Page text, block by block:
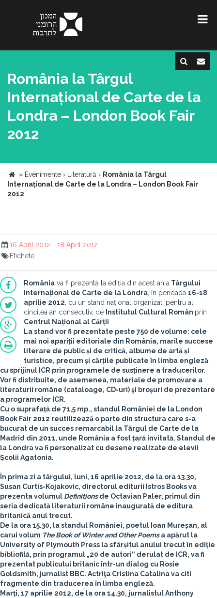
România la Târgul
Internațional de Carte de la
Londra – London Book Fair
2012
» Evenimente › Literatură › România la Târgul
Internațional de Carte de la Londra – London Book Fair
2012
16 April 2012 - 18 April 2012
Etichete
România va fi prezentă la ediția din acest an a Târgului
Internațional de Carte de la Londra , în perioada 16-18
aprilie 2012 , cu un stand național organizat, pentru al
cincilea an consecutiv, de Institutul Cultural Român prin
Centrul Național al Cărții
La stand vor fi prezentate peste 750 de volume: cele
mai noi apariții editoriale din România, marile succese
literare de public și de critică, albume de artă și
turistice, precum și cărțile publicate în limba engleză
cu sprijinul ICR prin programele de susținere a traducerilor.
Vor fi distribuite, de asemenea, materiale de promovare a
literaturii române (cataloage, CD-uri) şi broşuri de prezentare
a programelor ICR.
Cu o suprafață de 71,5 mp., standul României de la London
Book Fair 2012 reutilizează o parte din structura care s-a
bucurat de un succes remarcabil la Târgul de Carte de la
Madrid din 2011, unde România a fost țară invitată. Standul de
la Londra va fi personalizat cu desene realizate de elevii
Școlii Agatonia.
În prima zi a târgului, luni, 16 aprilie 2012, de la ora 13.30,
Susan Curtis-Kojakovic, directorul editurii Istros Books va
prezenta volumul Definitionsde Octavian Paler, primul din
seria dedicată literaturii române inaugurată de editura
britanică anul trecut.
De la ora 15.30, la standul României, poetul Ioan Mureșan, al
carui volum The Book of Winter and Other Poemsa apărut la
University of Plymouth Press la sfârșitul anului trecut în ediție
bibliofilă, prin programul „20 de autori“ derulat de ICR, va fi
prezentat publicului britanic într-un dialog cu Rosie
Goldsmith, jurnalist BBC. Actriţa Cristina Catalinava citi
fragmente din traducerea în limba engleză.
Marți, 17 aprilie 2012, de la ora 14.30, jurnalistulAnthony